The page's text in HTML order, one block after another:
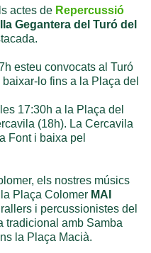
actes de Repercussió
Gegantera del Turó del
esteu convocats al Turó
lo fins a la Plaça del
17:30h a la Plaça del
(18h). La Cercavila
Font i baixa pel
els nostres músics
Plaça Colomer MAI
i percussionistes del
tradicional amb Samba
la Plaça Macià.